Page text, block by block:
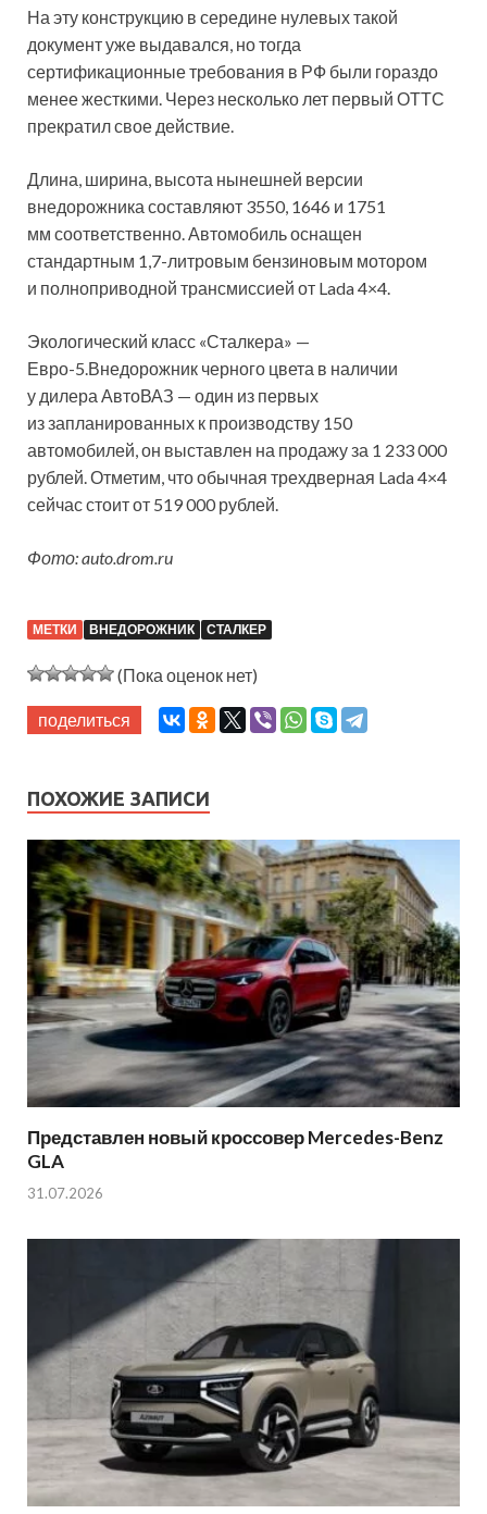
На эту конструкцию в середине нулевых такой
документ уже выдавался, но тогда
сертификационные требования в РФ были гораздо
менее жесткими. Через несколько лет первый ОТТС
прекратил свое действие.
Длина, ширина, высота нынешней версии
внедорожника составляют 3550, 1646 и 1751
мм соответственно. Автомобиль оснащен
стандартным 1,7-литровым бензиновым мотором
и полноприводной трансмиссией от Lada 4×4.
Экологический класс «Сталкера» —
Евро-5.Внедорожник черного цвета в наличии
у дилера АвтоВАЗ — один из первых
из запланированных к производству 150
автомобилей, он выставлен на продажу за 1 233 000
рублей. Отметим, что обычная трехдверная Lada 4×4
сейчас стоит от 519 000 рублей.
Фото: auto.drom.ru
МЕТКИ ВНЕДОРОЖНИК СТАЛКЕР
(Пока оценок нет)
поделиться
ПОХОЖИЕ ЗАПИСИ
Представлен новый кроссовер Mercedes-Benz
GLA
31.07.2026